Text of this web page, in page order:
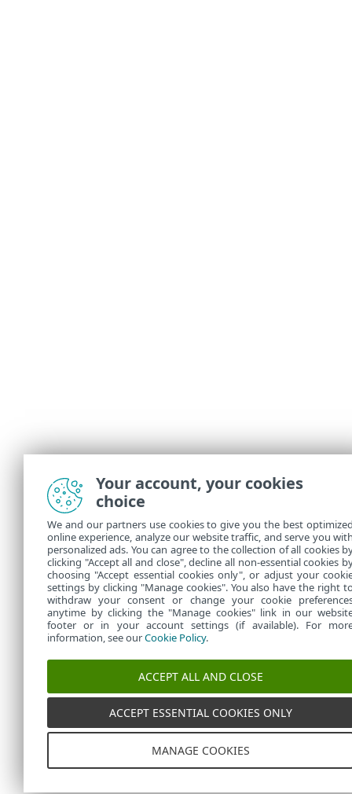
Your account, your cookies
choice
We and our partners use cookies to give you the best
online experience, analyze our website traffic, and serve you
personalized ads. You can agree to the collection of all cookies
clicking "Accept all and close", decline all non-essential cookies
choosing "Accept essential cookies only", or adjust your
settings by clicking "Manage cookies". You also have the right
withdraw your consent or change your cookie
anytime by clicking the "Manage cookies" link in our
footer or in your account settings (if available). For
information, see ourCookie Policy.
ACCEPT ALL AND CLOSE
ACCEPT ESSENTIAL COOKIES ONLY
MANAGE COOKIES